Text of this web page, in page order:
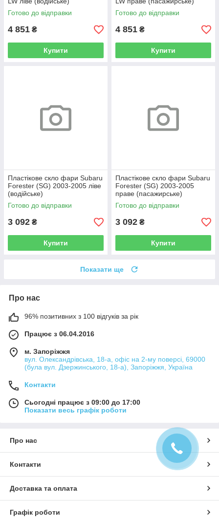
Готово до відправки
4 851 ₴
Купити
Готово до відправки
4 851 ₴
Купити
Пластікове скло фари Subaru
Forester (SG) 2003-2005 ліве
(водійське)
Готово до відправки
3 092 ₴
Купити
Пластікове скло фари Subaru
Forester (SG) 2003-2005
праве (пасажирське)
Готово до відправки
3 092 ₴
Купити
Показати ще
Про нас
96% позитивних з 100 відгуків за рік
Працює з 06.04.2016
м. Запоріжжя
вул. Олександрівська, 18-а, офіс на 2-му поверсі, 69000
(була вул. Дзержинського, 18-а), Запоріжжя, Україна
Контакти
Сьогодні працює з 09:00 до 17:00
Показати весь графік роботи
Про нас
Контакти
Доставка та оплата
Графік роботи